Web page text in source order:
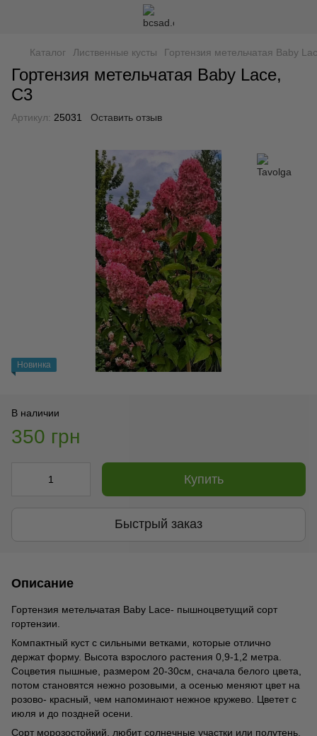
Каталог Лиственные кусты Гортензия метельчатая Baby
Гортензия метельчатая Baby Lace,
C3
Артикул: 25031 Оставить отзыв
Новинка
В наличии
350 грн
Купить
Быстрый заказ
Описание
Гортензия метельчатая Baby Lace- пышноцветущий сорт
гортензии.
Компактный куст с сильными ветками, которые отлично
держат форму. Высота взрослого растения 0,9-1,2 метра.
Соцветия пышные, размером 20-30см, сначала белого цвета,
потом становятся нежно розовыми, а осенью меняют цвет на
розово- красный, чем напоминают нежное кружево. Цветет с
июля и до поздней осени.
Сорт морозостойкий, любит солнечные участки или полутень.